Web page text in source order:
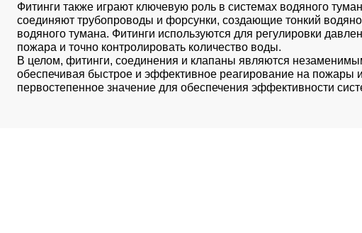
Фитинги также играют ключевую роль в системах водяного
соединяют трубопроводы и форсунки, создающие тонкий
водяного тумана. Фитинги используются для регулировки
пожара и точно контролировать количество воды.
В целом, фитинги, соединения и клапаны являются
обеспечивая быстрое и эффективное реагирование на пожары
первостепенное значение для обеспечения эффективности